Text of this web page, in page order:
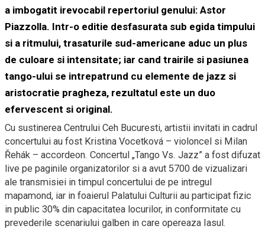
a imbogatit irevocabil repertoriul genului: Astor
Piazzolla. Intr-o editie desfasurata sub egida timpului
si a ritmului, trasaturile sud-americane aduc un plus
de culoare si intensitate; iar cand trairile si pasiunea
tango-ului se intrepatrund cu elemente de jazz si
aristocratie pragheza, rezultatul este un duo
efervescent si original.
Cu sustinerea Centrului Ceh Bucuresti, artistii invitati in cadrul
concertului au fost Kristina Vocetková – violoncel si Milan
Řehák – accordeon. Concertul „Tango Vs. Jazz” a fost difuzat
live pe paginile organizatorilor si a avut 5700 de vizualizari
ale transmisiei in timpul concertului de pe intregul
mapamond, iar in foaierul Palatului Culturii au participat fizic
in public 30% din capacitatea locurilor, in conformitate cu
prevederile scenariului galben in care opereaza Iasul.